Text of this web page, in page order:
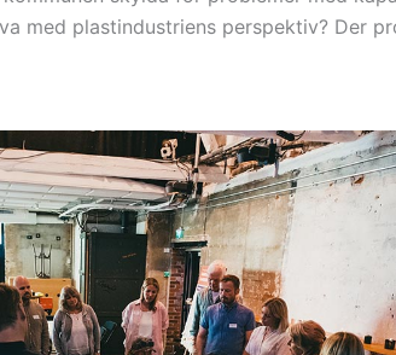
med plastindustriens perspektiv? Der